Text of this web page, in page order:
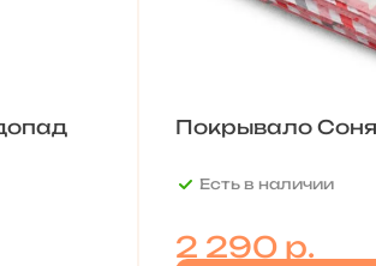
Покрывало
Есть в наличии
2 290 р.